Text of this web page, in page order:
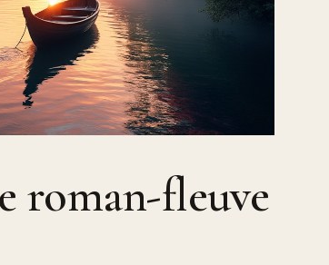
roman-fleuve